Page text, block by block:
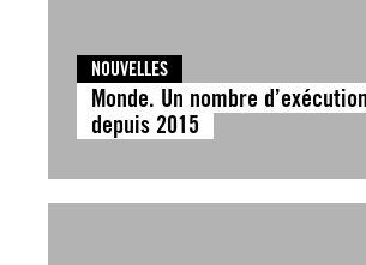
NOUVELLES
Monde. Un nombre
depuis 2015